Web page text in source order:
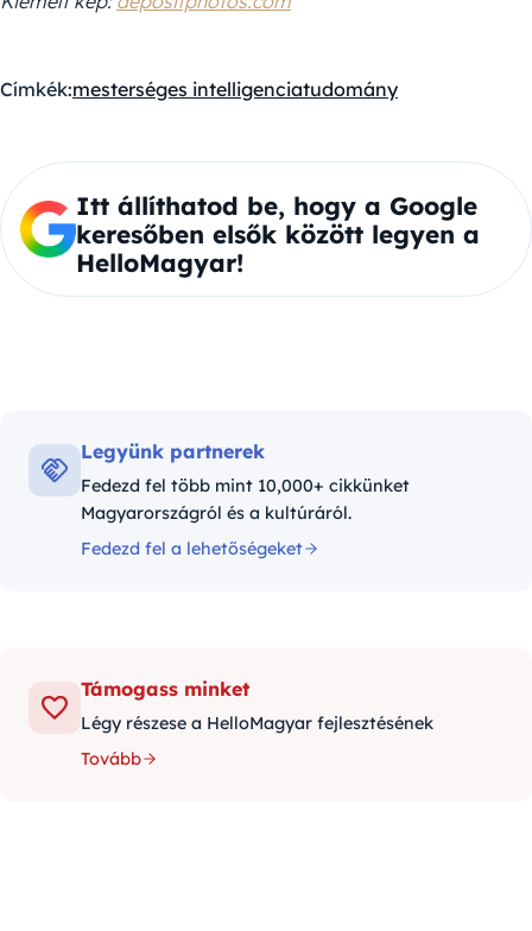
Címkék:mesterséges intelligenciatudomány
Itt állíthatod be, hogy a Google
keresőben elsők között legyen a
HelloMagyar!
Legyünk partnerek
Fedezd fel több mint 10,000+ cikkünket
Magyarországról és a kultúráról.
Fedezd fel a lehetőségeket
Támogass minket
Légy részese a HelloMagyar fejlesztésének
Tovább